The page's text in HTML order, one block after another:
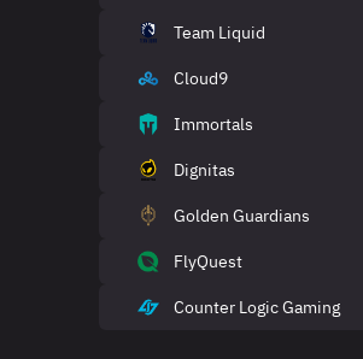
Team Liquid
Cloud9
Immortals
Dignitas
Golden Guardians
FlyQuest
Counter Logic Gaming